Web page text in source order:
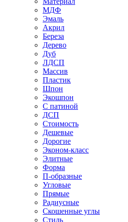
МДФ
Эмаль
Акрил
Береза
Дерево
Дуб
ЛДСП
Массив
Пластик
Шпон
Экошпон
С патиной
ДСП
Стоимость
Дешевые
Дорогие
Эконом-класс
Элитные
Форма
П-образные
Угловые
Прямые
Радиусные
Скошенные углы
Стиль